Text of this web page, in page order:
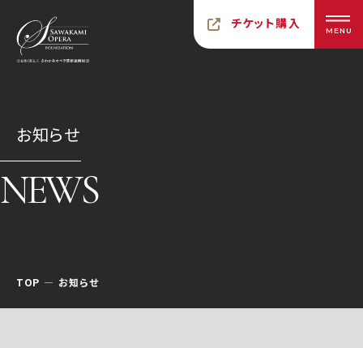
チケット購入 MENU
お知らせ
NEWS
TOP お知らせ